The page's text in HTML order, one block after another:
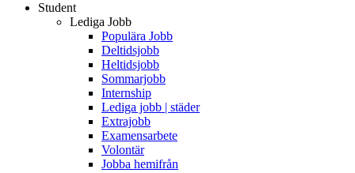
Student
Lediga Jobb
Populära Jobb
Deltidsjobb
Heltidsjobb
Sommarjobb
Internship
Lediga jobb | städer
Extrajobb
Examensarbete
Volontär
Jobba hemifrån